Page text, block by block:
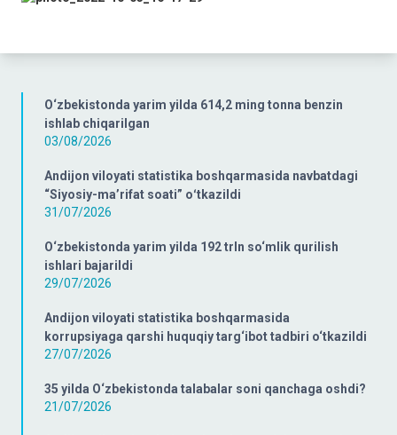
O‘zbekistonda yarim yilda 614,2 ming tonna benzin
ishlab chiqarilgan
03/08/2026
Andijon viloyati statistika boshqarmasida navbatdagi
“Siyosiy-ma’rifat soati” oʻtkazildi
31/07/2026
O‘zbekistonda yarim yilda 192 trln so‘mlik qurilish
ishlari bajarildi
29/07/2026
Andijon viloyati statistika boshqarmasida
korrupsiyaga qarshi huquqiy targ‘ibot tadbiri o‘tkazildi
27/07/2026
35 yilda O‘zbekistonda talabalar soni qanchaga oshdi?
21/07/2026